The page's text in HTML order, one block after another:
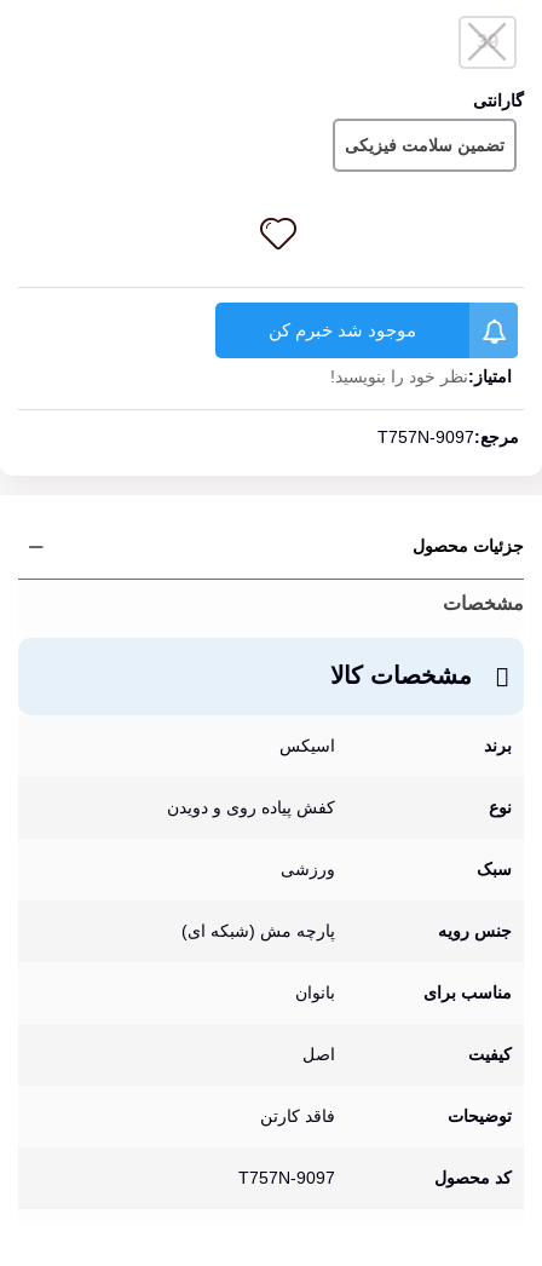
39
گارانتی
تضمین سلامت فیزیکی
موجود شد خبرم کن
امتیاز:نظر خود را بنویسید!
مرجع:T757N-9097
جزئیات محصول
مشخصات
مشخصات کالا
برند اسیکس
نوع کفش پیاده روی و دویدن
سبک ورزشی
جنس رویه پارچه مش (شبکه ای)
مناسب برای بانوان
کیفیت اصل
توضیحات فاقد کارتن
کد محصول T757N-9097